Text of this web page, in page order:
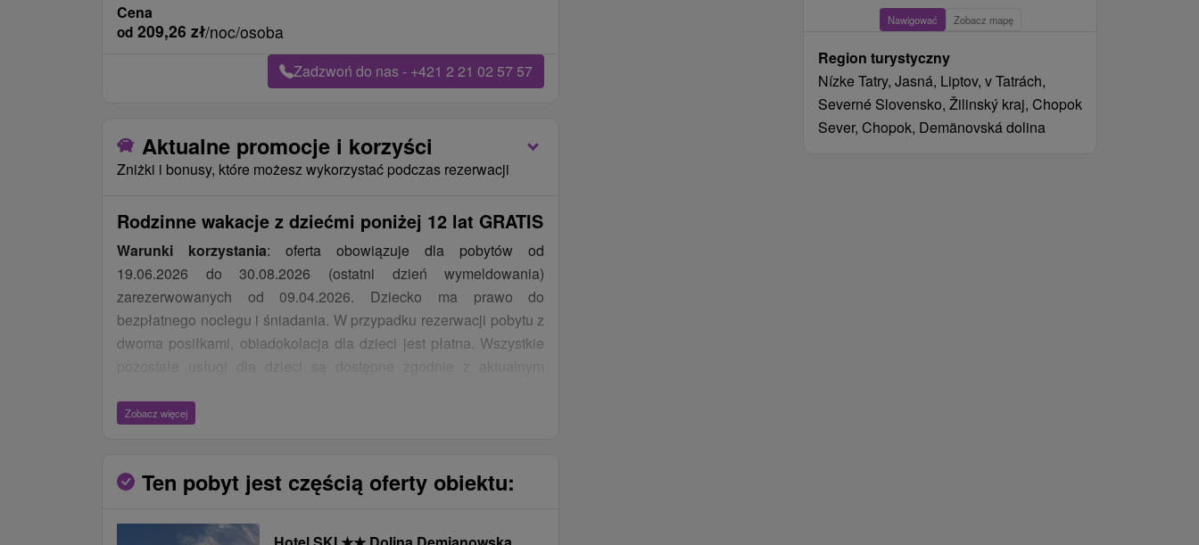
Nawigować Zobacz mapę
Region turystyczny
Nízke Tatry, Jasná, Liptov, v Tatrách,
Severné Slovensko, Žilinský kraj, Chopok
Sever, Chopok, Demänovská dolina
Cena
od 209,26 zł/noc/osoba
Zadzwoń do nas - +421 2 21 02 57 57
Aktualne promocje i korzyści
Zniżki i bonusy, które możesz wykorzystać podczas rezerwacji
Rodzinne wakacje z dziećmi poniżej 12 lat GRATIS
Warunki korzystania: oferta obowiązuje dla pobytów od
19.06.2026 do 30.08.2026 (ostatni dzień wymeldowania)
zarezerwowanych od 09.04.2026. Dziecko ma prawo do
bezpłatnego noclegu i śniadania. W przypadku rezerwacji pobytu z
dwoma posiłkami, obiadokolacja dla dzieci jest płatna. Wszystkie
dzieci bezpośrednio podczas rezerwacji. Oferta nie łączy się z
Pragnę poinformować, że hotel zakończył remont łazienek i oferuje
gościom wyższy standard usług we wszystkich kategoriach pokoi.
W połączeniu z wyjątkową lokalizacją ośrodka Jasná – Záhradky,
Zobacz więcej
Ten pobyt jest częścią oferty obiektu: